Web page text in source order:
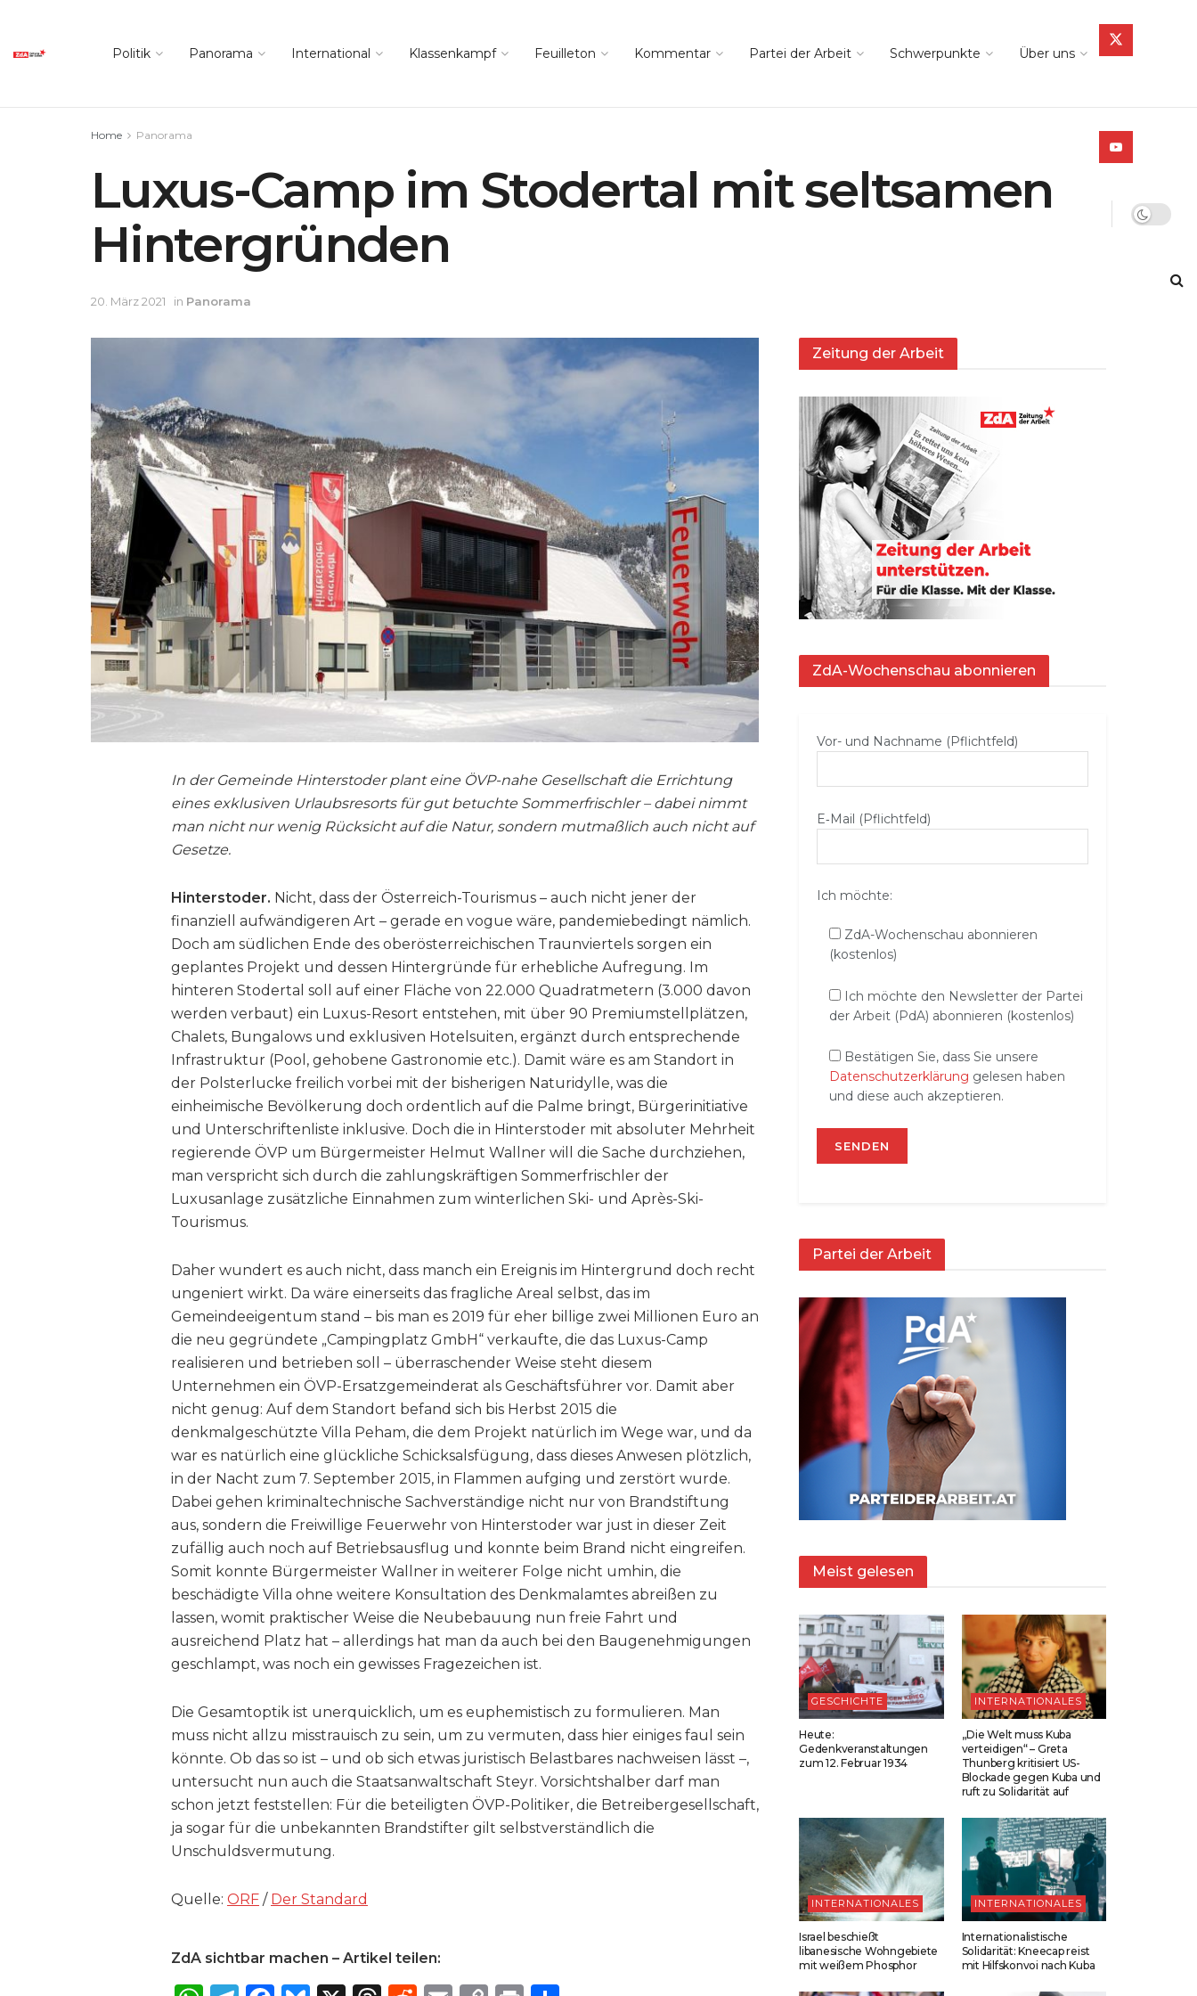
Politik Panorama International Klassenkampf Feuilleton Kommentar Partei der Arbeit Schwerpunkte Über uns
Home Panorama
Luxus-Camp im Stodertal mit seltsamen
Hintergründen
20. März 2021 in Panorama
In der Gemeinde Hinterstoder plant eine ÖVP-nahe Gesellschaft die Errichtung
eines exklusiven Urlaubsresorts für gut betuchte Sommerfrischler – dabei nimmt
man nicht nur wenig Rücksicht auf die Natur, sondern mutmaßlich auch nicht auf
Gesetze.
Hinterstoder. Nicht, dass der Österreich-Tourismus – auch nicht jener der
finanziell aufwändigeren Art – gerade en vogue wäre, pandemiebedingt nämlich.
Doch am südlichen Ende des oberösterreichischen Traunviertels sorgen ein
geplantes Projekt und dessen Hintergründe für erhebliche Aufregung. Im
hinteren Stodertal soll auf einer Fläche von 22.000 Quadratmetern (3.000 davon
werden verbaut) ein Luxus-Resort entstehen, mit über 90 Premiumstellplätzen,
Chalets, Bungalows und exklusiven Hotelsuiten, ergänzt durch entsprechende
Infrastruktur (Pool, gehobene Gastronomie etc.). Damit wäre es am Standort in
der Polsterlucke freilich vorbei mit der bisherigen Naturidylle, was die
einheimische Bevölkerung doch ordentlich auf die Palme bringt, Bürgerinitiative
und Unterschriftenliste inklusive. Doch die in Hinterstoder mit absoluter Mehrheit
regierende ÖVP um Bürgermeister Helmut Wallner will die Sache durchziehen,
man verspricht sich durch die zahlungskräftigen Sommerfrischler der
Luxusanlage zusätzliche Einnahmen zum winterlichen Ski- und Après-Ski-
Tourismus.
Daher wundert es auch nicht, dass manch ein Ereignis im Hintergrund doch recht
ungeniert wirkt. Da wäre einerseits das fragliche Areal selbst, das im
Gemeindeeigentum stand – bis man es 2019 für eher billige zwei Millionen Euro an
die neu gegründete „Campingplatz GmbH“ verkaufte, die das Luxus-Camp
realisieren und betrieben soll – überraschender Weise steht diesem
Unternehmen ein ÖVP-Ersatzgemeinderat als Geschäftsführer vor. Damit aber
nicht genug: Auf dem Standort befand sich bis Herbst 2015 die
denkmalgeschützte Villa Peham, die dem Projekt natürlich im Wege war, und da
war es natürlich eine glückliche Schicksalsfügung, dass dieses Anwesen plötzlich,
in der Nacht zum 7. September 2015, in Flammen aufging und zerstört wurde.
Dabei gehen kriminaltechnische Sachverständige nicht nur von Brandstiftung
aus, sondern die Freiwillige Feuerwehr von Hinterstoder war just in dieser Zeit
zufällig auch noch auf Betriebsausflug und konnte beim Brand nicht eingreifen.
Somit konnte Bürgermeister Wallner in weiterer Folge nicht umhin, die
beschädigte Villa ohne weitere Konsultation des Denkmalamtes abreißen zu
lassen, womit praktischer Weise die Neubebauung nun freie Fahrt und
ausreichend Platz hat – allerdings hat man da auch bei den Baugenehmigungen
geschlampt, was noch ein gewisses Fragezeichen ist.
Die Gesamtoptik ist unerquicklich, um es euphemistisch zu formulieren. Man
muss nicht allzu misstrauisch zu sein, um zu vermuten, dass hier einiges faul sein
könnte. Ob das so ist – und ob sich etwas juristisch Belastbares nachweisen lässt –,
untersucht nun auch die Staatsanwaltschaft Steyr. Vorsichtshalber darf man
schon jetzt feststellen: Für die beteiligten ÖVP-Politiker, die Betreibergesellschaft,
ja sogar für die unbekannten Brandstifter gilt selbstverständlich die
Unschuldsvermutung.
Quelle: ORF / Der Standard
ZdA sichtbar machen – Artikel teilen:
Zeitung der Arbeit
ZdA-Wochenschau abonnieren
Vor- und Nachname (Pflichtfeld)
E‑Mail (Pflichtfeld)
Ich möchte:
ZdA-Wochenschau abonnieren
(kostenlos)
Ich möchte den Newsletter der Partei
der Arbeit (PdA) abonnieren (kostenlos)
Bestätigen Sie, dass Sie unsere
Datenschutzerklärung gelesen haben
und diese auch akzeptieren.
Partei der Arbeit
Meist gelesen
GESCHICHTE
Heute:
Gedenkveranstaltungen
zum 12. Februar 1934
INTERNATIONALES
„Die Welt muss Kuba
verteidigen“ – Greta
Thunberg kritisiert US-
Blockade gegen Kuba und
ruft zu Solidarität auf
INTERNATIONALES
Israel beschießt
libanesische Wohngebiete
mit weißem Phosphor
INTERNATIONALES
Internationalistische
Solidarität: Kneecap reist
mit Hilfskonvoi nach Kuba